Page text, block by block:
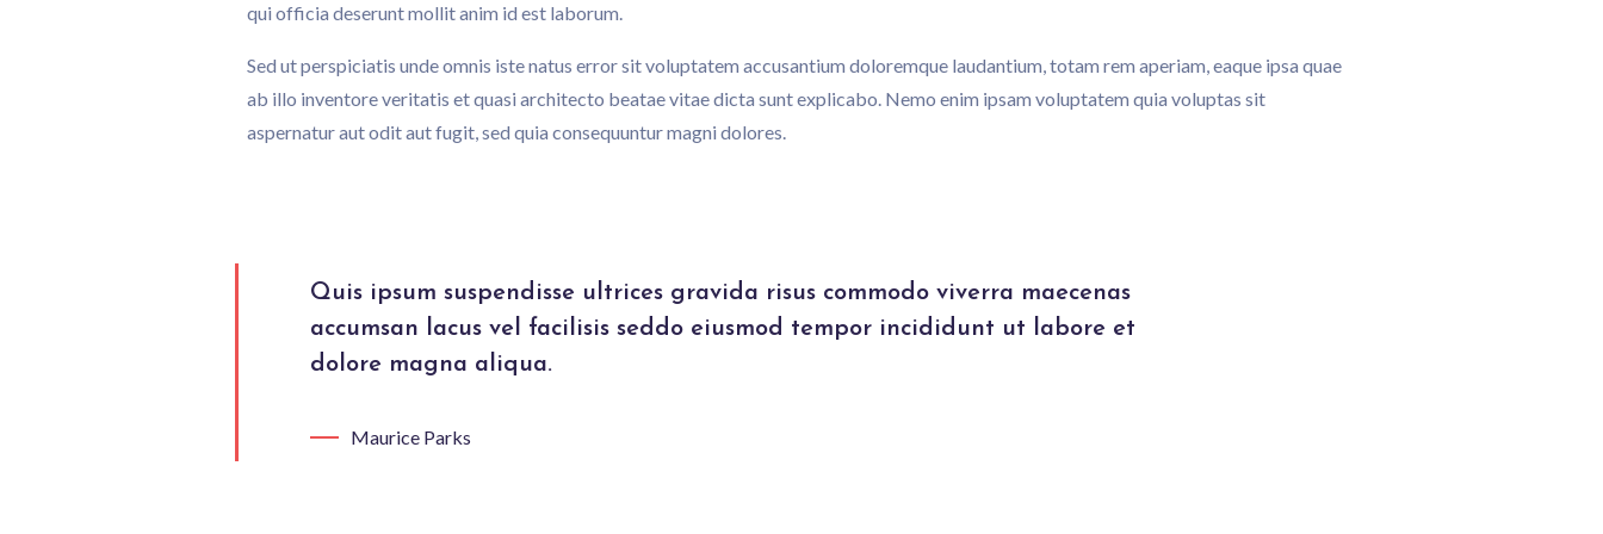
qui officia deserunt mollit anim id est laborum.
Sed ut perspiciatis unde omnis iste natus error sit voluptatem accusantium doloremque laudantium, totam rem aperiam, eaque ipsa quae
ab illo inventore veritatis et quasi architecto beatae vitae dicta sunt explicabo. Nemo enim ipsam voluptatem quia voluptas sit
aspernatur aut odit aut fugit, sed quia consequuntur magni dolores.
Quis ipsum suspendisse ultrices gravida risus commodo viverra maecenas
accumsan lacus vel facilisis seddo eiusmod tempor incididunt ut labore et
dolore magna aliqua.
Maurice Parks